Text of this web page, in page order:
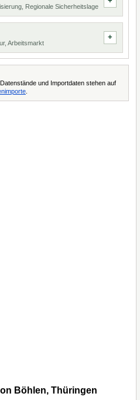
Regionale Sicherheitslage
Arbeitsmarkt
und Importdaten stehen auf
Böhlen, Thüringen